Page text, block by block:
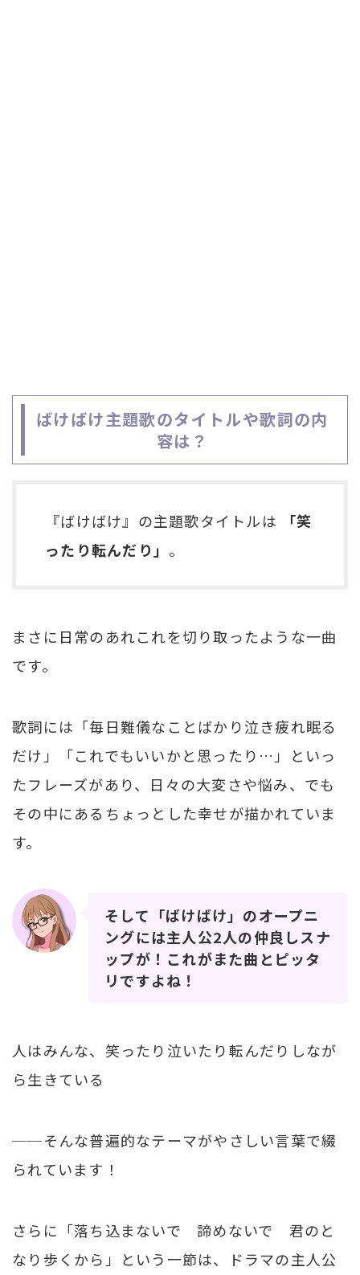
ばけばけ主題歌のタイトルや歌詞の内
容は？
『ばけばけ』の主題歌タイトルは
「笑
ったり転んだり」 。
まさに日常のあれこれを切り取ったような一曲
です。
歌詞には「毎日難儀なことばかり泣き疲れ眠る
だけ」「これでもいいかと思ったり…」といっ
たフレーズがあり、日々の大変さや悩み、でも
その中にあるちょっとした幸せが描かれていま
す。
そして「ばけばけ」のオープニ
ングには主人公2人の仲良しスナ
ップが！これがまた曲とピッタ
リですよね！
人はみんな、笑ったり泣いたり転んだりしなが
ら生きている
──そんな普遍的なテーマがやさしい言葉で綴
られています！
さらに「落ち込まないで 諦めないで 君のと
なり歩くから」という一節は、ドラマの主人公